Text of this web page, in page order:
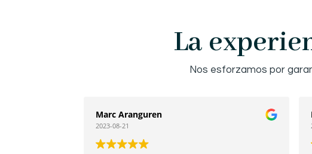
La
Nos esforzamos por
Marc Aranguren
2023-08-21